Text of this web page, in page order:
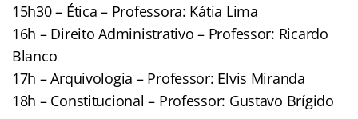
15h30 – Ética – Professora: Kátia Lima
16h – Direito Administrativo – Professor: Ricardo
Blanco
17h – Arquivologia – Professor: Elvis Miranda
18h – Constitucional – Professor: Gustavo Brígido